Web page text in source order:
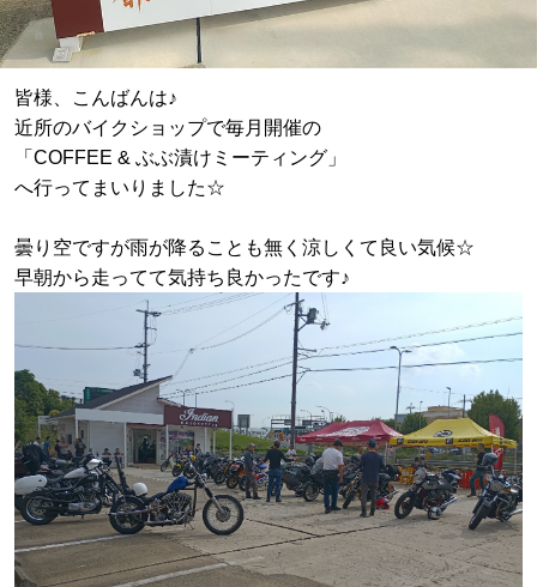
皆様、こんばんは♪
近所のバイクショップで毎月開催の
「COFFEE & ぶぶ漬けミーティング」
へ行ってまいりました☆
曇り空ですが雨が降ることも無く涼しくて良い気候☆
早朝から走ってて気持ち良かったです♪